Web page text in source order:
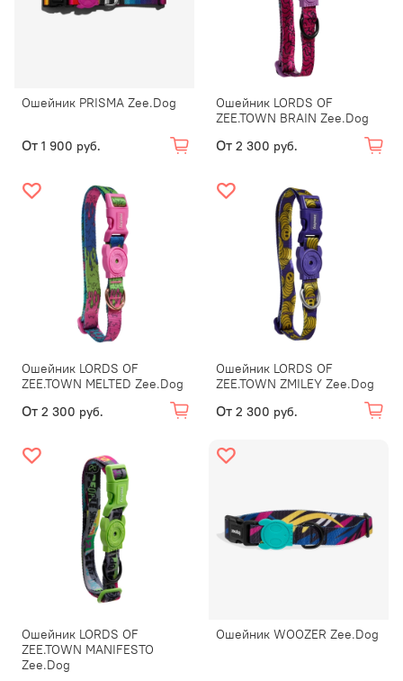
Ошейник PRISMA Zee.Dog
От 1 900 руб.
Ошейник LORDS OF
ZEE.TOWN BRAIN Zee.Dog
От 2 300 руб.
Ошейник LORDS OF
ZEE.TOWN MELTED Zee.Dog
От 2 300 руб.
Ошейник LORDS OF
ZEE.TOWN ZMILEY Zee.Dog
От 2 300 руб.
Ошейник LORDS OF
ZEE.TOWN MANIFESTO
Zee.Dog
Ошейник WOOZER Zee.Dog